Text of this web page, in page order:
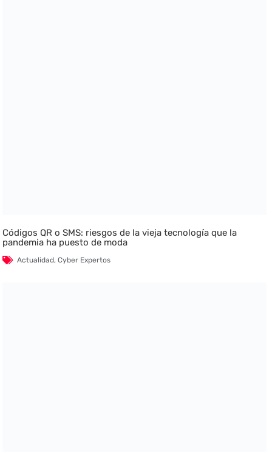
Códigos QR o SMS: riesgos de la vieja tecnología que la
pandemia ha puesto de moda
Actualidad,Cyber Expertos